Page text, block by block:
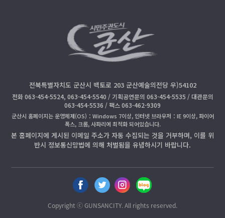
전북특별자치도 군산시 백토로 203 군산예술의전당 우)54102
전화 063-454-5524, 063-454-5540 / 기획공연문의 063-454-5535 / 대관문의
063-454-5536 / 팩스 063-462-9309
군산시 홈페이지는 운영체제(OS)：Windows 7이상, 인터넷 브라우저：IE 9이상, 파이어
폭스, 크롬, 사파리에 최적화 되어있습니다.
본 홈페이지에 게시된 이메일 주소가 자동 수집되는 것을 거부하며, 이를 위
반시 정보통신망법에 의해 처벌됨을 유념하시기 바랍니다.
페
이
스
트
위
터
인
스
타
블
로
그
Copyright ⓒ GUNSANCITY. All rights reserved.